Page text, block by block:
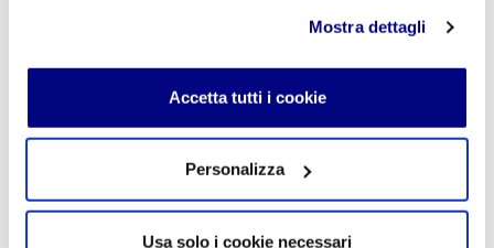
Mostra dettagli
Accetta tutti i cookie
Personalizza
Usa solo i cookie necessari